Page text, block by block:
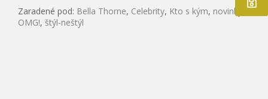
Zaradené pod: Bella Thorne, Celebrity, Kto s kým, novinky
OMG!, štýl-neštýl